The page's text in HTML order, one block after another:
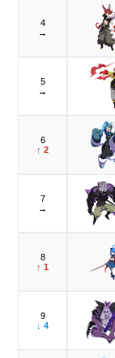
4
→
5
→
6
↑ 2
7
→
8
↑ 1
9
↓ 4